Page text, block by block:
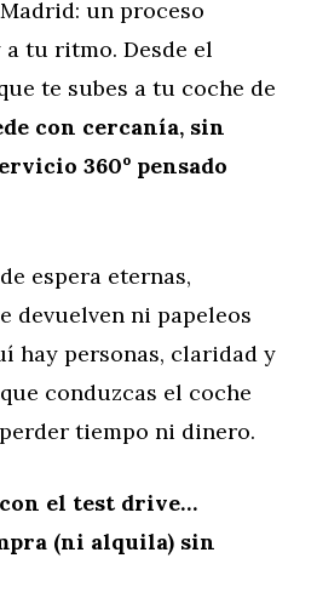
un proceso
tu ritmo. Desde el
te subes a tu coche de
con cercanía, sin
360º pensado
espera eternas,
devuelven ni papeleos
hay personas, claridad y
conduzcas el coche
tiempo ni dinero.
el test drive…
(ni alquila) sin